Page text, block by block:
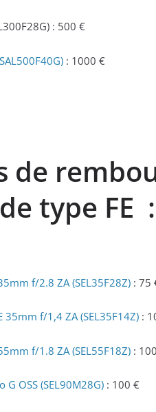
: 500 €
: 1000 €
de
type FE :
f/2.8 ZA (SEL35F28Z) : 75
35mm f/1,4 ZA (SEL35F14Z) :
f/1.8 ZA (SEL55F18Z) :
OSS (SEL90M28G) : 100 €